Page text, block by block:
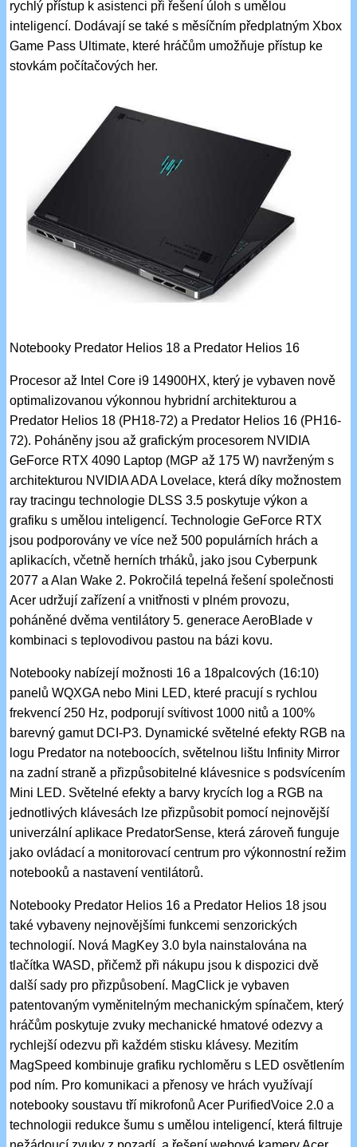
rychlý přístup k asistenci při řešení úloh s umělou
inteligencí. Dodávají se také s měsíčním předplatným Xbox
Game Pass Ultimate, které hráčům umožňuje přístup ke
stovkám počítačových her.
Notebooky Predator Helios 18 a Predator Helios 16
Procesor až Intel Core i9 14900HX, který je vybaven nově
optimalizovanou výkonnou hybridní architekturou a
Predator Helios 18 (PH18-72) a Predator Helios 16 (PH16-
72). Poháněny jsou až grafickým procesorem NVIDIA
GeForce RTX 4090 Laptop (MGP až 175 W) navrženým s
architekturou NVIDIA ADA Lovelace, která díky možnostem
ray tracingu technologie DLSS 3.5 poskytuje výkon a
grafiku s umělou inteligencí. Technologie GeForce RTX
jsou podporovány ve více než 500 populárních hrách a
aplikacích, včetně herních trháků, jako jsou Cyberpunk
2077 a Alan Wake 2. Pokročilá tepelná řešení společnosti
Acer udržují zařízení a vnitřnosti v plném provozu,
poháněné dvěma ventilátory 5. generace AeroBlade v
kombinaci s teplovodivou pastou na bázi kovu.
Notebooky nabízejí možnosti 16 a 18palcových (16:10)
panelů WQXGA nebo Mini LED, které pracují s rychlou
frekvencí 250 Hz, podporují svítivost 1000 nitů a 100%
barevný gamut DCI-P3. Dynamické světelné efekty RGB na
logu Predator na noteboocích, světelnou lištu Infinity Mirror
na zadní straně a přizpůsobitelné klávesnice s podsvícením
Mini LED. Světelné efekty a barvy krycích log a RGB na
jednotlivých klávesách lze přizpůsobit pomocí nejnovější
univerzální aplikace PredatorSense, která zároveň funguje
jako ovládací a monitorovací centrum pro výkonnostní režim
notebooků a nastavení ventilátorů.
Notebooky Predator Helios 16 a Predator Helios 18 jsou
také vybaveny nejnovějšími funkcemi senzorických
technologií. Nová MagKey 3.0 byla nainstalována na
tlačítka WASD, přičemž při nákupu jsou k dispozici dvě
další sady pro přizpůsobení. MagClick je vybaven
patentovaným vyměnitelným mechanickým spínačem, který
hráčům poskytuje zvuky mechanické hmatové odezvy a
rychlejší odezvu při každém stisku klávesy. Mezitím
MagSpeed kombinuje grafiku rychloměru s LED osvětlením
pod ním. Pro komunikaci a přenosy ve hrách využívají
notebooky soustavu tří mikrofonů Acer PurifiedVoice 2.0 a
technologii redukce šumu s umělou inteligencí, která filtruje